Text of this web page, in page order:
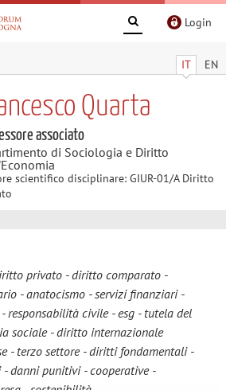
Login
IT EN
Quarta
associato
di Sociologia e Diritto
scientifico disciplinare: GIUR-01/A Diritto
privato
diritto comparato
anatocismo
servizi finanziari
responsabilità civile esg
tutela del
sociale
diritto internazionale
terzo settore
diritti fondamentali
danni punitivi
cooperative